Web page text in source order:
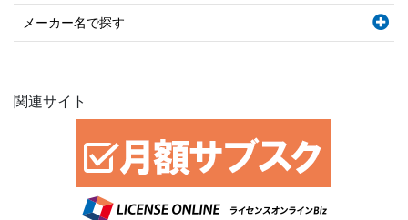
メーカー名で探す
関連サイト